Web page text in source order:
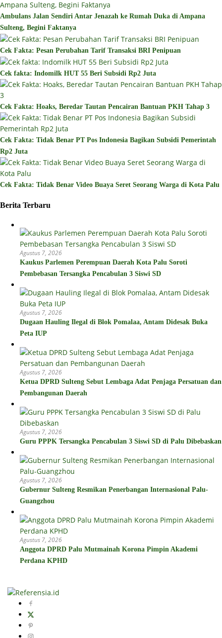
Ambulans Jalan Sendiri Antar Jenazah ke Rumah Duka di Ampana
Sulteng, Begini Faktanya
Cek Fakta: Pesan Perubahan Tarif Transaksi BRI Penipuan
Cek fakta: Indomilk HUT 55 Beri Subsidi Rp2 Juta
Cek Fakta: Hoaks, Beredar Tautan Pencairan Bantuan PKH Tahap 3
Cek Fakta: Tidak Benar PT Pos Indonesia Bagikan Subsidi Pemerintah
Rp2 Juta
Cek Fakta: Tidak Benar Video Buaya Seret Seorang Warga di Kota Palu
Berita Terbaru
Agustus 7, 2026
Kaukus Parlemen Perempuan Daerah Kota Palu Soroti
Pembebasan Tersangka Pencabulan 3 Siswi SD
Agustus 7, 2026
Dugaan Hauling Ilegal di Blok Pomalaa, Antam Didesak Buka
Peta IUP
Agustus 7, 2026
Ketua DPRD Sulteng Sebut Lembaga Adat Penjaga Persatuan dan
Pembangunan Daerah
Agustus 7, 2026
Guru PPPK Tersangka Pencabulan 3 Siswi SD di Palu Dibebaskan
Agustus 7, 2026
Gubernur Sulteng Resmikan Penerbangan Internasional Palu-
Guangzhou
Agustus 7, 2026
Anggota DPRD Palu Mutmainah Korona Pimpin Akademi
Perdana KPHD